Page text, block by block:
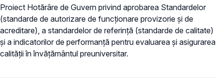
Proiect Hotărâre de Guvern privind aprobarea Standardelor
(standarde de autorizare de funcţionare provizorie și de
acreditare), a standardelor de referință (standarde de calitate)
și a indicatorilor de performanță pentru evaluarea și asigurarea
calității în învățământul preuniversitar.